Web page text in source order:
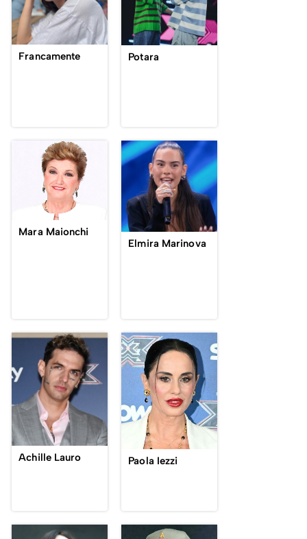
Francamente Potara
Mara Maionchi
Elmira Marinova
Achille Lauro Paola Iezzi